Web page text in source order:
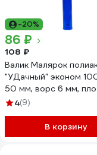
-20%
86 ₽
108 ₽
Валик Малярок
"УДачный" эконом
50 мм, ворс 6 мм,
гр/м2, ручка 6 мм
4(9)
В корзину